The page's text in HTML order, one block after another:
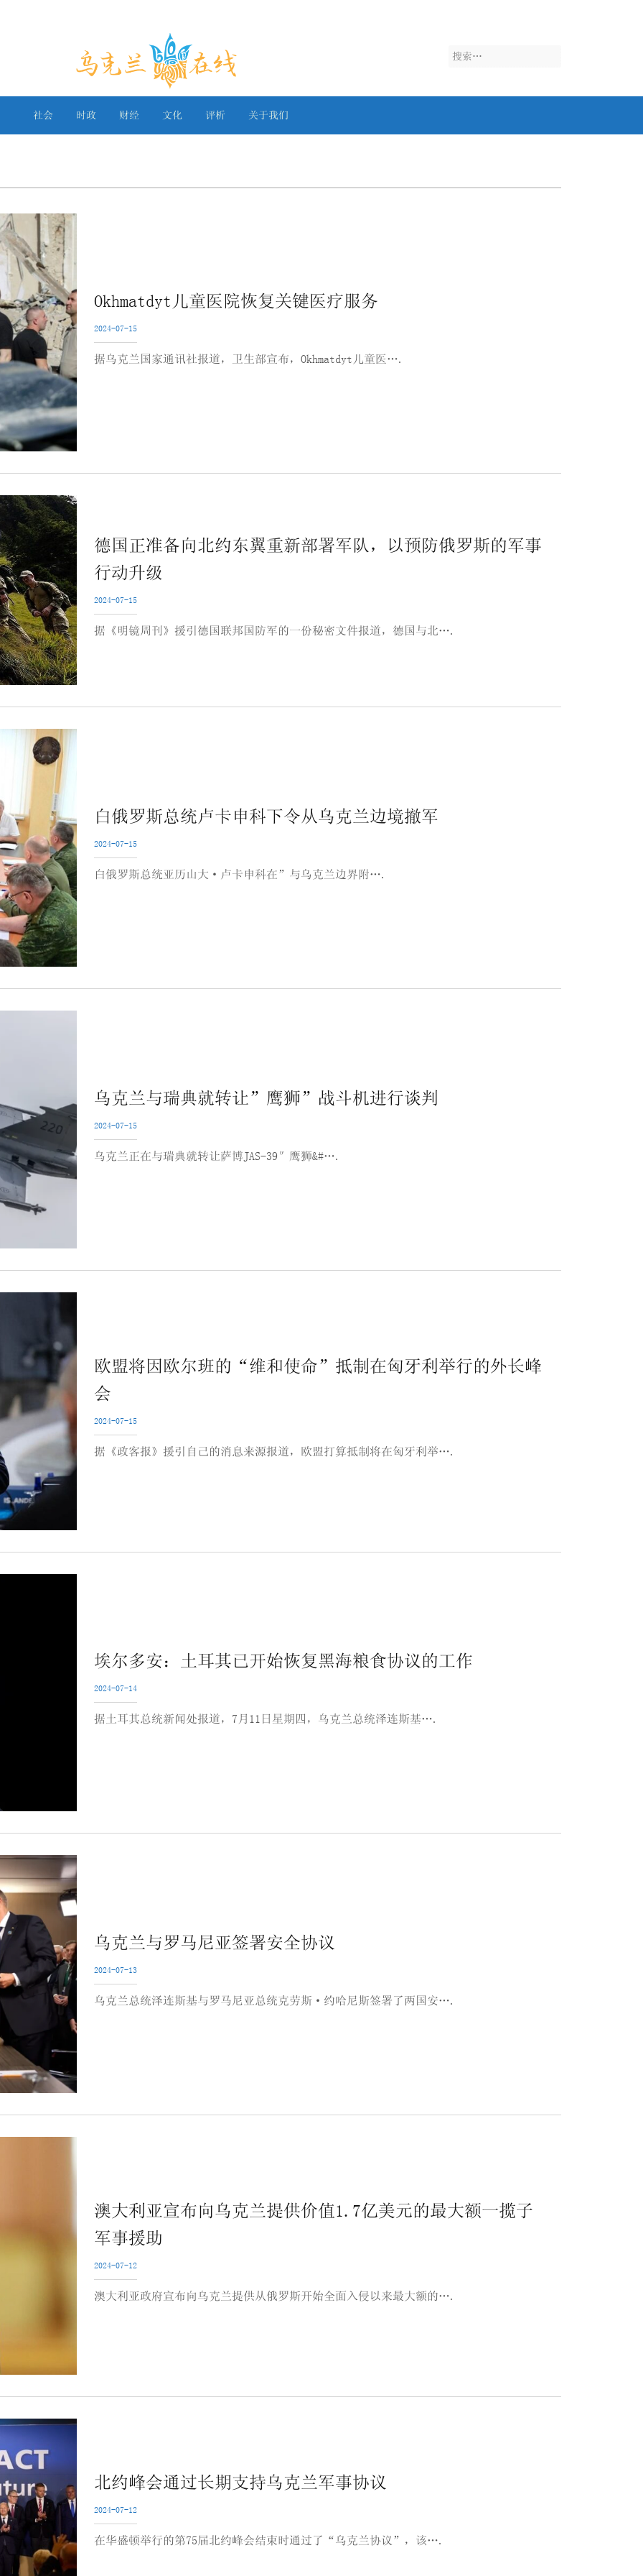
乌克兰在线
搜
社会 时政 财经 文化 评析 关于我们
Okhmatdyt儿童医院恢复关键医疗服务
2024-07-15
据乌克兰国家通讯社报道，卫生部宣布，Okhmatdyt儿童医….
德国正准备向北约东翼重新部署军队，以预防俄罗斯的军事
行动升级
2024-07-15
据《明镜周刊》援引德国联邦国防军的一份秘密文件报道，德国与北….
白俄罗斯总统卢卡申科下令从乌克兰边境撤军
2024-07-15
白俄罗斯总统亚历山大·卢卡申科在”与乌克兰边界附….
乌克兰与瑞典就转让”鹰狮”战斗机进行谈判
2024-07-15
乌克兰正在与瑞典就转让萨博JAS-39″鹰狮&#….
欧盟将因欧尔班的“维和使命”抵制在匈牙利举行的外长峰
会
2024-07-15
据《政客报》援引自己的消息来源报道，欧盟打算抵制将在匈牙利举….
埃尔多安：土耳其已开始恢复黑海粮食协议的工作
2024-07-14
据土耳其总统新闻处报道，7月11日星期四，乌克兰总统泽连斯基….
乌克兰与罗马尼亚签署安全协议
2024-07-13
乌克兰总统泽连斯基与罗马尼亚总统克劳斯·约哈尼斯签署了两国安….
澳大利亚宣布向乌克兰提供价值1.7亿美元的最大额一揽子
军事援助
2024-07-12
澳大利亚政府宣布向乌克兰提供从俄罗斯开始全面入侵以来最大额的….
北约峰会通过长期支持乌克兰军事协议
2024-07-12
在华盛顿举行的第75届北约峰会结束时通过了“乌克兰协议”，该….